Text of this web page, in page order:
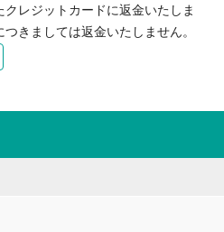
レジットカードに返金いたしま
きましては返金いたしません。